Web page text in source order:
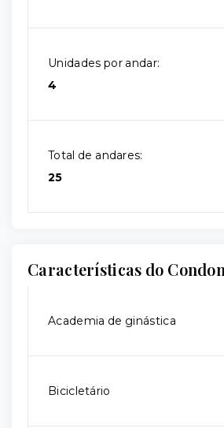
Unidades por andar:
4
Total de andares:
25
Características do
Academia de ginástica
Bicicletário